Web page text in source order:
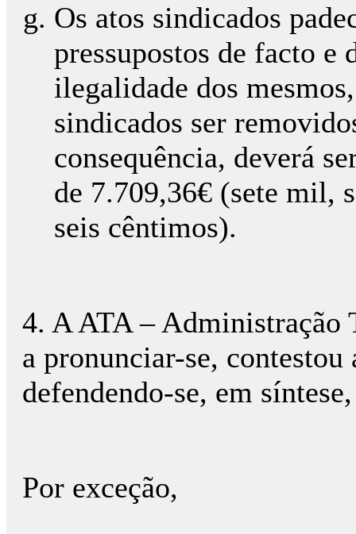
Os atos sindicados
pressupostos de facto e
ilegalidade dos
sindicados ser
consequência, deverá
de 7.709,36€ (sete mil,
seis cêntimos).
4. A ATA – Administração
a pronunciar-se, contestou
defendendo-se, em
Por exceção,